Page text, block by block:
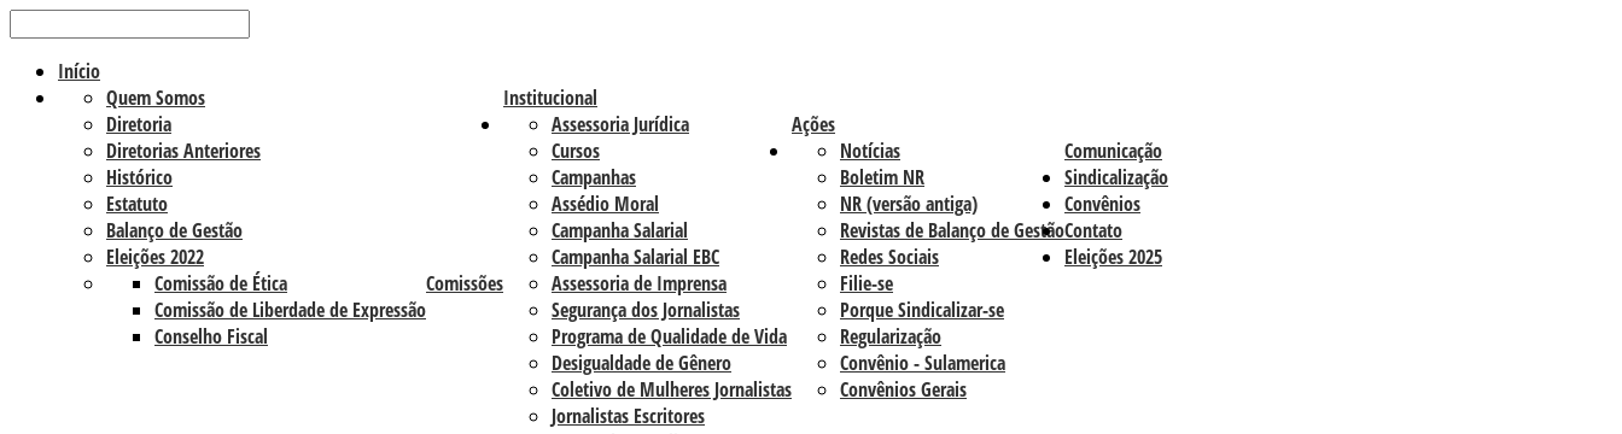
Início
Institucional
Quem Somos
Diretoria
Diretorias Anteriores
Histórico
Estatuto
Balanço de Gestão
Eleições 2022
Comissões
Comissão de Ética
Comissão de Liberdade de Expressão
Conselho Fiscal
Ações
Assessoria Jurídica
Cursos
Campanhas
Assédio Moral
Campanha Salarial
Campanha Salarial EBC
Assessoria de Imprensa
Segurança dos Jornalistas
Programa de Qualidade de Vida
Desigualdade de Gênero
Coletivo de Mulheres Jornalistas
Jornalistas Escritores
Comunicação
Notícias
Boletim NR
NR (versão antiga)
Revistas de Balanço de Gestão
Redes Sociais
Sindicalização
Filie-se
Porque Sindicalizar-se
Regularização
Convênios
Convênio - Sulamerica
Convênios Gerais
Contato
Eleições 2025